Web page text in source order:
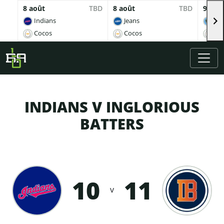
8 août TBD
Indians
Cocos
8 août TBD
Jeans
Cocos
9
Skip to main content
INDIANS V INGLORIOUS
BATTERS
10 v 11